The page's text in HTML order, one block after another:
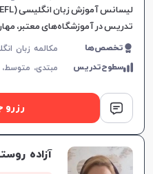
تدریس در آموزشگاه‌های معتبر،
تولید محتوای آموزشی.
تخصص‌ها
سطوح‌تدریس مبتدی،
رزرو
آزاده